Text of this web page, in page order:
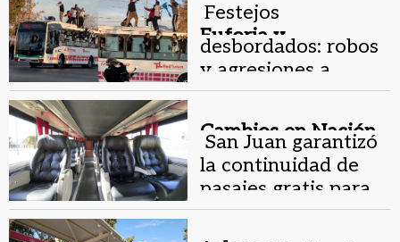
Euforia y
descontrol.
Festejos
desbordados: robos
y agresiones a
choferes de
Cambios en Nación.
San Juan garantizó
la continuidad de
pasajes gratis para
personas con
discapacidad